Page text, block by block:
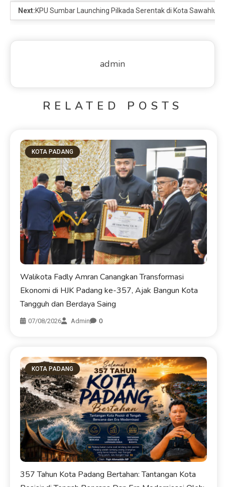
Next:KPU Sumbar Launching Pilkada Serentak di Kota
admin
RELATED POSTS
KOTA PADANG
Walikota Fadly Amran Canangkan Transformasi
Ekonomi di HJK Padang ke-357, Ajak Bangun Kota
Tangguh dan Berdaya Saing
07/08/2026 Admin 0
KOTA PADANG
357 Tahun Kota Padang Bertahan: Tantangan Kota